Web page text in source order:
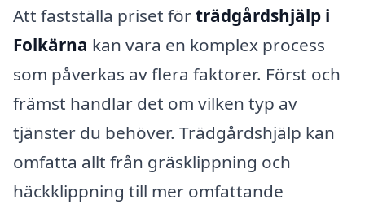
Att fastställa priset förträdgårdshjälp i
Folkärna kan vara en komplex process
som påverkas av flera faktorer. Först och
främst handlar det om vilken typ av
tjänster du behöver. Trädgårdshjälp kan
omfatta allt från gräsklippning och
häckklippning till mer omfattande